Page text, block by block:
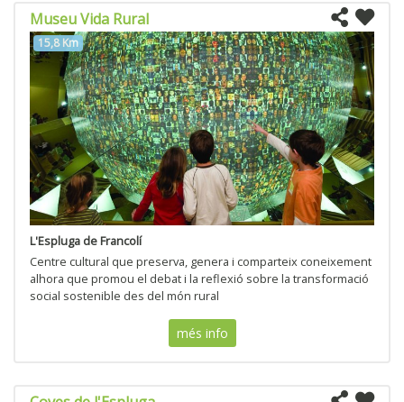
Museu Vida Rural
15,8 Km
L'Espluga de Francolí
Centre cultural que preserva, genera i comparteix coneixement
alhora que promou el debat i la reflexió sobre la transformació
social sostenible des del món rural
més info